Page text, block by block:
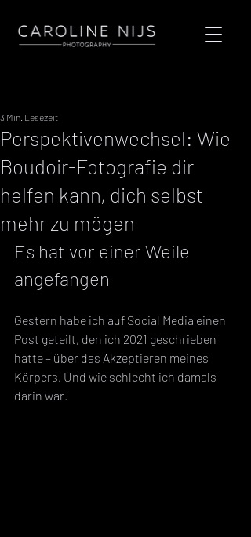
Perspektivenwechsel: Wie
Boudoir-Fotografie dir
helfen kann, dich selbst
mehr zu mögen
3 Min. Lesezeit
Es hat vor einer Weile
angefangen
Gestern habe ich auf Social Media einen
Post geteilt, den ich 2021 geschrieben
hatte – über das Akzeptieren meines
Körpers. Und wie schlecht ich damals
darin war.